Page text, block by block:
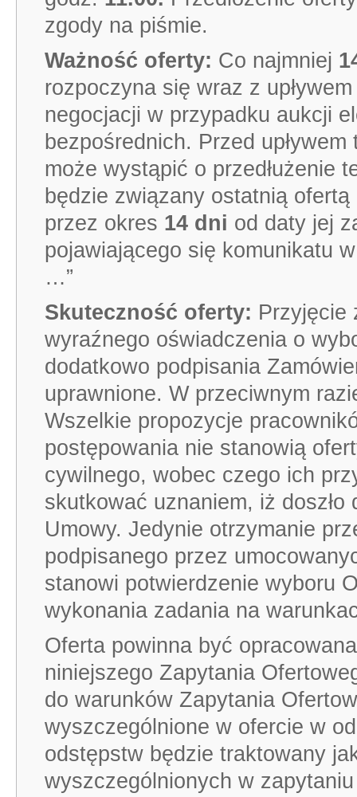
zgody na piśmie.
Ważność oferty: Co najmniej
rozpoczyna się wraz z
negocjacji w przypadku aukcji
bezpośrednich. Przed
może wystąpić o przedłużenie
będzie związany ostatnią
przez okres 14 dni od daty jej
pojawiającego się komunikatu
…”
Skuteczność oferty: Przyjęcie
wyraźnego oświadczenia o
dodatkowo podpisania
uprawnione. W przeciwnym
Wszelkie propozycje
postępowania nie stanowią
cywilnego, wobec czego ich
skutkować uznaniem, iż doszło
Umowy. Jedynie otrzymanie
podpisanego przez
stanowi potwierdzenie wyboru
wykonania zadania na
Oferta powinna być
niniejszego Zapytania
do warunków Zapytania
wyszczególnione w ofercie w
odstępstw będzie traktowany
wyszczególnionych w